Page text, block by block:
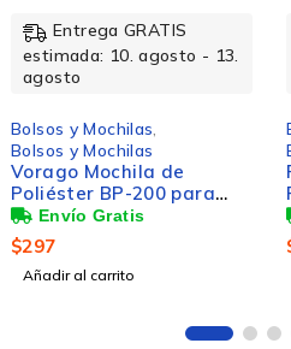
Entrega GRATIS
estimada: 10. agosto - 13.
agosto
Bolsos y Mochilas
Bolsos y Mochilas
Perfect Choice Mochila
Fearless de
Poliéster/Poliuretano
para Laptop 15.6",
Morado
$267
Añadir al carrito